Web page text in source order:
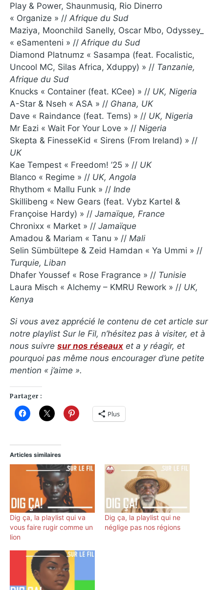
Play & Power, Shaunmusiq, Rio Dinerro
« Organize » // Afrique du Sud
Maziya, Moonchild Sanelly, Oscar Mbo, Odyssey_
« eSamenteni » // Afrique du Sud
Diamond Platnumz « Sasampa (feat. Focalistic,
Uncool MC, Silas Africa, Xduppy) » // Tanzanie,
Afrique du Sud
Knucks « Container (feat. KCee) » // UK, Nigeria
A-Star & Nseh « ASA » // Ghana, UK
Dave « Raindance (feat. Tems) » // UK, Nigeria
Mr Eazi « Wait For Your Love » // Nigeria
Skepta & FinesseKid « Sirens (From Ireland) » //
UK
Kae Tempest « Freedom! ’25 » // UK
Blanco « Regime » // UK, Angola
Rhythom « Mallu Funk » // Inde
Skillibeng « New Gears (feat. Vybz Kartel &
Françoise Hardy) » // Jamaïque, France
Chronixx « Market » // Jamaïque
Amadou & Mariam « Tanu » // Mali
Selin Sümbültepe & Zeid Hamdan « Ya Ummi » //
Turquie, Liban
Dhafer Youssef « Rose Fragrance » // Tunisie
Laura Misch « Alchemy – KMRU Rework » // UK,
Kenya
Si vous avez apprécié le contenu de cet article sur
notre playlist Sur le Fil, n’hésitez pas à visiter, et à
nous suivre sur nos réseaux et a y réagir, et
pourquoi pas même nous encourager d’une petite
mention « j’aime ».
Partager :
Plus
Articles similaires
Dig ça, la playlist qui va
vous faire rugir comme un
lion
Dig ça, la playlist qui ne
néglige pas nos régions